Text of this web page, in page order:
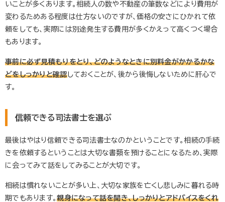
いことが多くあります。相続人の数や不動産の筆数などにより費用が
変わるためある程度は仕方ないのですが、価格の安さにひかれて依
頼をしても、実際には別途発生する費用が多くかえって高くつく場合
もあります。
事前に必ず見積もりをとり、どのようなときに別料金がかかるかな
どをしっかりと確認しておくことが、後から後悔しないために肝心で
す。
信頼できる司法書士を選ぶ
最後はやはり信頼できる司法書士なのかということです。相続の手続
きを依頼するということは大切な書類を預けることになるため、実際
に会ってみて話をしてみることが大切です。
相続は慣れないことが多い上、大切な家族を亡くし悲しみに暮れる時
期でもあります。親身になって話を聞き、しっかりとアドバイスをくれ